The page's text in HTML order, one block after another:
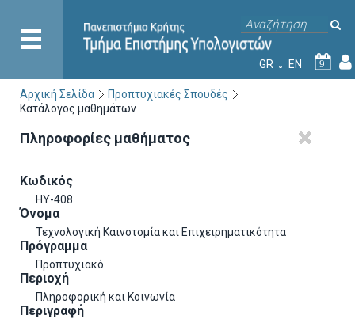
GR EN 9
Αρχική Σελίδα
Προπτυχιακές Σπουδές
Κατάλογος μαθημάτων
Πληροφορίες μαθήματος
Κωδικός
ΗΥ-408
Όνομα
Τεχνολογική Καινοτομία και Επιχειρηματικότητα
Πρόγραμμα
Προπτυχιακό
Περιοχή
Πληροφορική και Κοινωνία
Περιγραφή